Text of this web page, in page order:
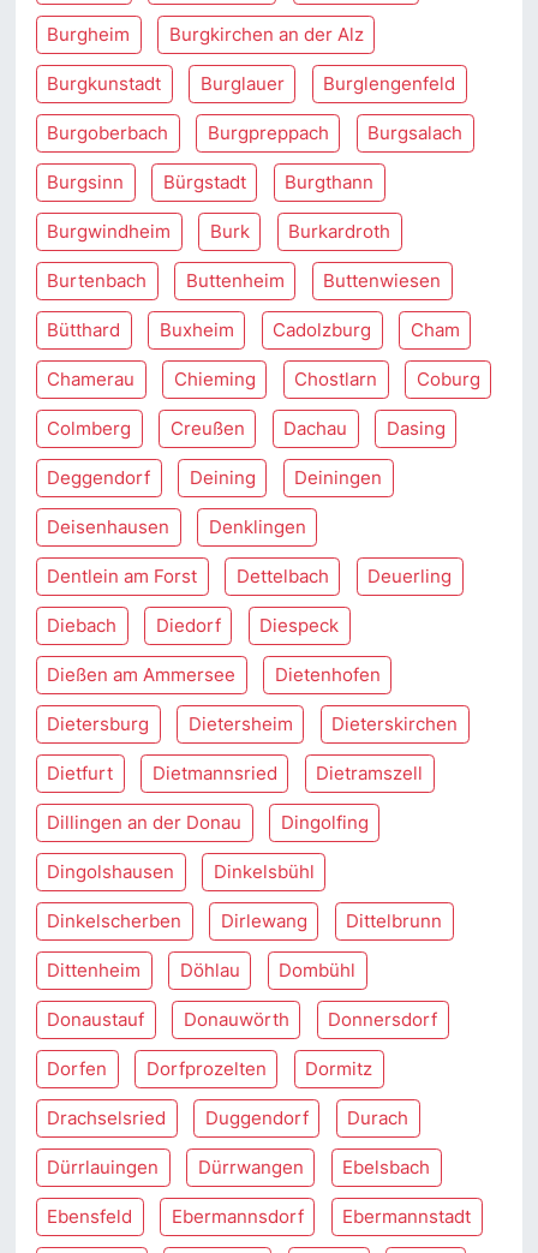
Burgheim Burgkirchen an der Alz
Burgkunstadt Burglauer Burglengenfeld
Burgoberbach Burgpreppach Burgsalach
Burgsinn Bürgstadt Burgthann
Burgwindheim Burk Burkardroth
Burtenbach Buttenheim Buttenwiesen
Bütthard Buxheim Cadolzburg Cham
Chamerau Chieming Chostlarn Coburg
Colmberg Creußen Dachau Dasing
Deggendorf Deining Deiningen
Deisenhausen Denklingen
Dentlein am Forst Dettelbach Deuerling
Diebach Diedorf Diespeck
Dießen am Ammersee Dietenhofen
Dietersburg Dietersheim Dieterskirchen
Dietfurt Dietmannsried Dietramszell
Dillingen an der Donau Dingolfing
Dingolshausen Dinkelsbühl
Dinkelscherben Dirlewang Dittelbrunn
Dittenheim Döhlau Dombühl
Donaustauf Donauwörth Donnersdorf
Dorfen Dorfprozelten Dormitz
Drachselsried Duggendorf Durach
Dürrlauingen Dürrwangen Ebelsbach
Ebensfeld Ebermannsdorf Ebermannstadt